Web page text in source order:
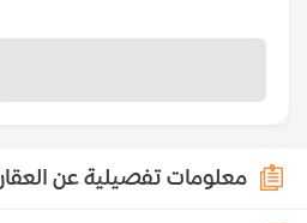
معلومات تفصيلية عن العقار